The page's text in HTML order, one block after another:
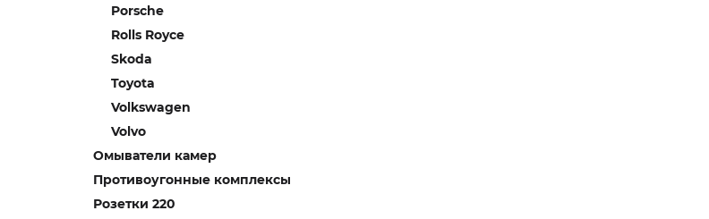
Porsche
Rolls Royce
Skoda
Toyota
Volkswagen
Volvo
Омыватели камер
Противоугонные комплексы
Розетки 220